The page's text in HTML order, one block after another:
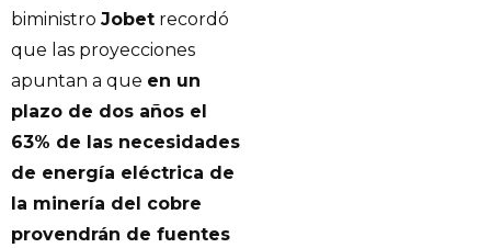
biministro Jobet recordó
que las proyecciones
apuntan a que en un
plazo de dos años el
63% de las necesidades
de energía eléctrica de
la minería del cobre
provendrán de fuentes